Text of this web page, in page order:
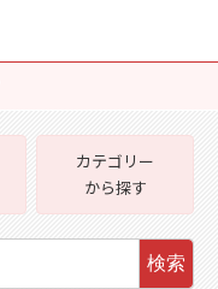
カテゴリー
から探す
検索